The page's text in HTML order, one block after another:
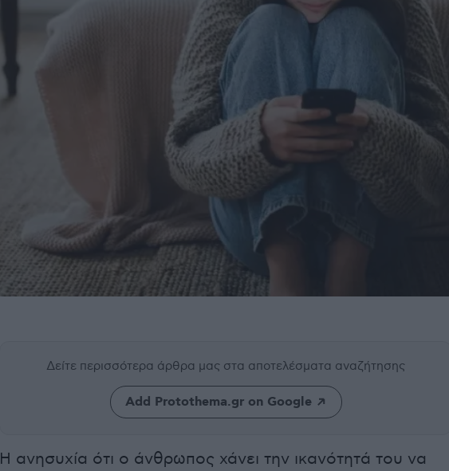
Δείτε περισσότερα άρθρα μας στα αποτελέσματα αναζήτησης
Add Protothema.gr on Google
Η ανησυχία ότι ο άνθρωπος χάνει την ικανότητά του να